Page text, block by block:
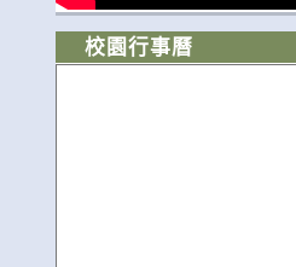
校園行事曆